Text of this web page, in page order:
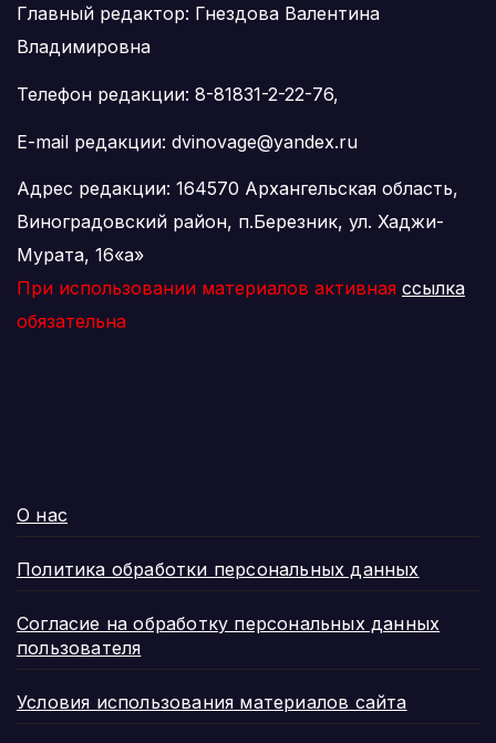
Главный редактор: Гнездова Валентина
Владимировна
Телефон редакции: 8-81831-2-22-76,
E-mail редакции: dvinovage@yandex.ru
Адрес редакции: 164570 Архангельская область,
Виноградовский район, п.Березник, ул. Хаджи-
Мурата, 16«а»
При использовании материалов активная ссылка
обязательна
О нас
Политика обработки персональных данных
Согласие на обработку персональных данных
пользователя
Условия использования материалов сайта